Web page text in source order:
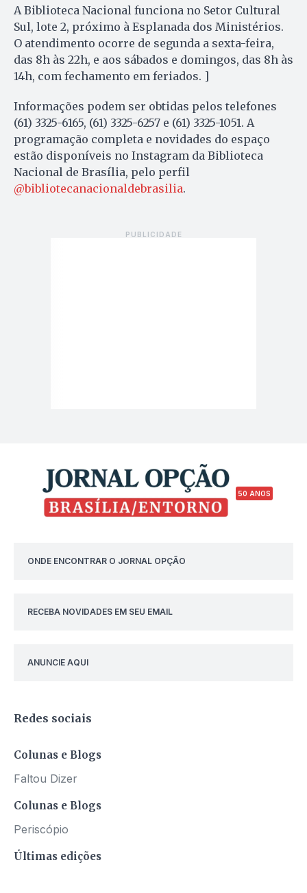
A Biblioteca Nacional funciona no Setor Cultural
Sul, lote 2, próximo à Esplanada dos Ministérios.
O atendimento ocorre de segunda a sexta-feira,
das 8h às 22h, e aos sábados e domingos, das 8h às
14h, com fechamento em feriados. ]
Informações podem ser obtidas pelos telefones
(61) 3325-6165, (61) 3325-6257 e (61) 3325-1051. A
programação completa e novidades do espaço
estão disponíveis no Instagram da Biblioteca
Nacional de Brasília, pelo perfil
@bibliotecanacionaldebrasilia.
50 ANOS
ONDE ENCONTRAR O JORNAL OPÇÃO
RECEBA NOVIDADES EM SEU EMAIL
ANUNCIE AQUI
Redes sociais
Colunas e Blogs
Faltou Dizer
Colunas e Blogs
Periscópio
Últimas edições